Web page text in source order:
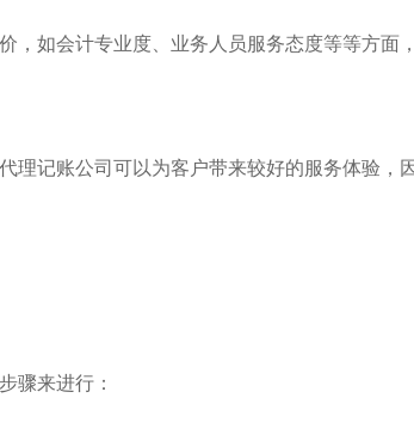
，如会计专业度、业务人员服务态度等等方面
理记账公司可以为客户带来较好的服务体验，
骤来进行：